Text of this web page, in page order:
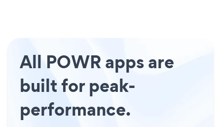
All POWR apps are
built for peak-
performance.